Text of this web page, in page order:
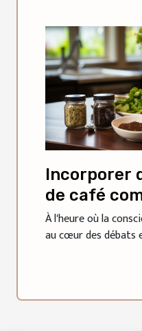
Incorporer
de café
dans une
À l'heure où la
au cœur des débats